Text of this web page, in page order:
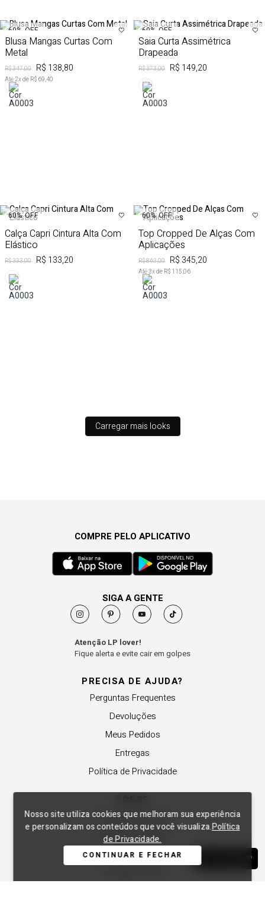
WHATSAPP
Nosso site utiliza cookies que melhoram sua experiência
e personalizam os conteúdos que você visualiza.Política
de Privacidade.
CONTINUAR E FECHAR
60% OFF
Blusa Mangas Curtas Com
Metal
R$ 347,00 R$ 138,80
Até 2x de R$ 69,40
60% OFF
Saia Curta Assimétrica
Drapeada
R$ 373,00 R$ 149,20
60% OFF
Calça Capri Cintura Alta Com
Elástico
R$ 333,00 R$ 133,20
60% OFF
Top Cropped De Alças Com
Aplicações
R$ 863,00 R$ 345,20
Até3x de R$ 115,06
Carregar mais looks
PRECISA DE AJUDA?
Perguntas Frequentes
Devoluções
Meus Pedidos
Entregas
Política de Privacidade
A Lança Perfume
Revender a Marca
Trabalhe Conosco
COMPRE PELO APLICATIVO
SIGA A GENTE
Atenção LP lover!
Fique alerta e evite cair em golpes